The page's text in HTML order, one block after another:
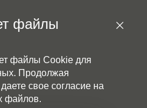
под заказ, согласно ст. 485 п.
3 ГК РФ
файлы
файлы Cookie для
Продолжая
свое согласие на
файлов.